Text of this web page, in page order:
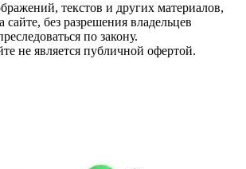
текстов и других материалов,
без разрешения владельцев
по закону.
не является публичной офертой.